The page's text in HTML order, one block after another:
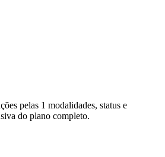
pelas 1 modalidades, status e
do plano completo.